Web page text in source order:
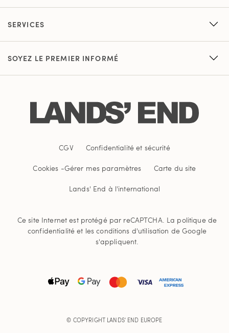
SERVICES
SOYEZ LE PREMIER INFORMÉ
CGV Confidentialité et sécurité
Cookies -Gérer mes paramètres Carte du site
Lands' End à l'international
Ce site Internet est protégé par reCAPTCHA. La politique de
confidentialité et les conditions d'utilisation de Google
s'appliquent.
© COPYRIGHT LANDS' END EUROPE